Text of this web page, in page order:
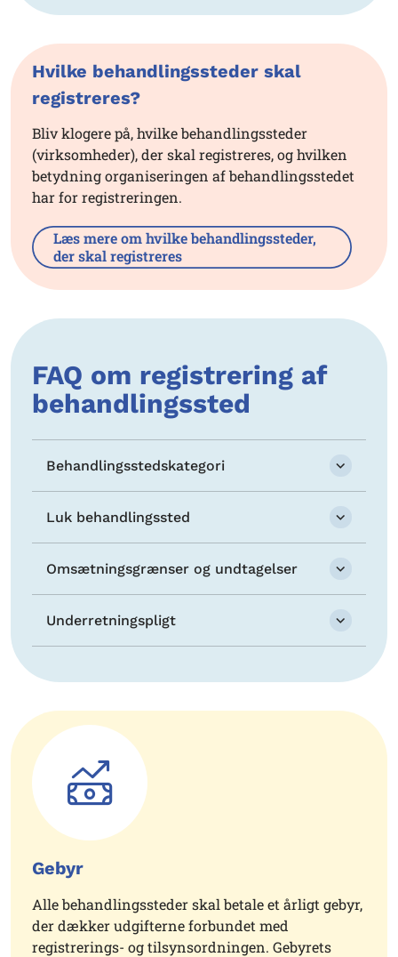
Hvilke behandlingssteder skal
registreres?
Bliv klogere på, hvilke behandlingssteder
(virksomheder), der skal registreres, og hvilken
betydning organiseringen af behandlingsstedet
har for registreringen.
Læs mere om hvilke behandlingssteder,
der skal registreres
FAQ om registrering af
behandlingssted
Behandlingsstedskategori
Luk behandlingssted
Omsætningsgrænser og undtagelser
Underretningspligt
Gebyr
Alle behandlingssteder skal betale et årligt gebyr,
der dækker udgifterne forbundet med
registrerings- og tilsynsordningen. Gebyrets